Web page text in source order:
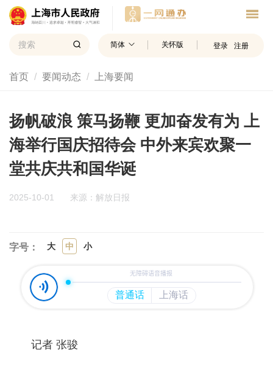
简体 关怀版 登录 注册
首页 要闻动态 上海要闻
扬帆破浪 策马扬鞭 更加奋发有为 上
海举行国庆招待会 中外来宾欢聚一
堂共庆共和国华诞
2025-10-01 来源：解放日报
字号： 大 中 小
记者 张骏